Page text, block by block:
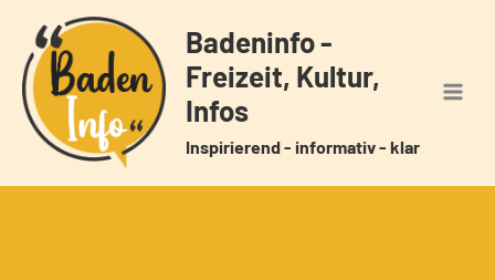
Inhalt
springen
Badeninfo -
Freizeit, Kultur,
Infos
Inspirierend - informativ - klar